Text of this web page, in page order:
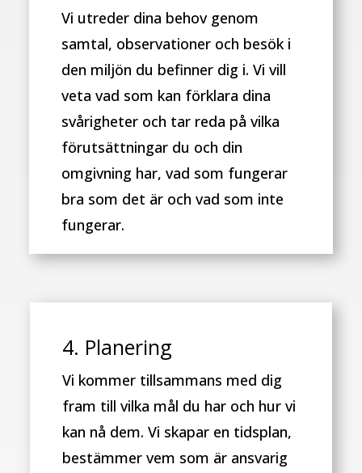
Vi utreder dina behov genom
samtal, observationer och besök i
den miljön du befinner dig i. Vi vill
veta vad som kan förklara dina
svårigheter och tar reda på vilka
förutsättningar du och din
omgivning har, vad som fungerar
bra som det är och vad som inte
fungerar.
4. Planering
Vi kommer tillsammans med dig
fram till vilka mål du har och hur vi
kan nå dem. Vi skapar en tidsplan,
bestämmer vem som är ansvarig